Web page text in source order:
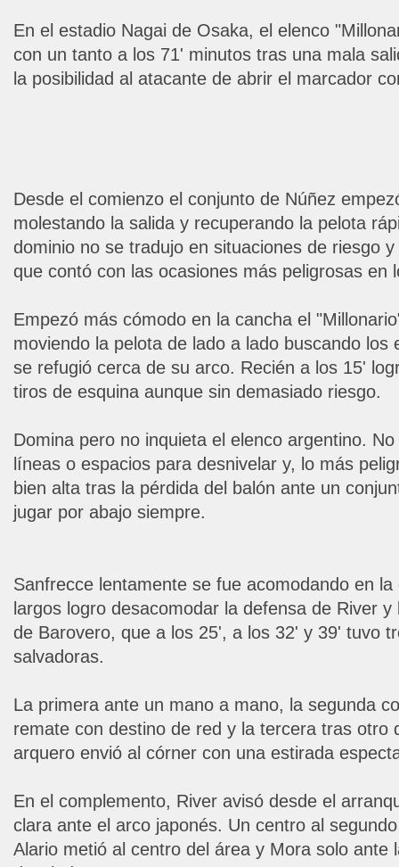
En el estadio Nagai de Osaka, el elenco
con un tanto a los 71' minutos tras una mala
la posibilidad al atacante de abrir el marcador
Desde el comienzo el conjunto de Núñez
molestando la salida y recuperando la pelota
dominio no se tradujo en situaciones de riesgo
que contó con las ocasiones más peligrosas en
Empezó más cómodo en la cancha el
moviendo la pelota de lado a lado buscando los
se refugió cerca de su arco. Recién a los 15'
tiros de esquina aunque sin demasiado riesgo.
Domina pero no inquieta el elenco argentino.
líneas o espacios para desnivelar y, lo más
bien alta tras la pérdida del balón ante un
jugar por abajo siempre.
Sanfrecce lentamente se fue acomodando en
largos logro desacomodar la defensa de River
de Barovero, que a los 25', a los 32' y 39' tuvo
salvadoras.
La primera ante un mano a mano, la segunda
remate con destino de red y la tercera tras otro
arquero envió al córner con una estirada
En el complemento, River avisó desde el
clara ante el arco japonés. Un centro al
Alario metió al centro del área y Mora solo ante